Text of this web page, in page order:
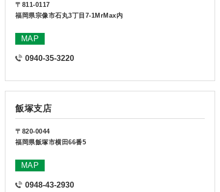
〒811-0117
福岡県宗像市石丸3丁目7-1MrMax内
MAP
0940-35-3220
飯塚支店
〒820-0044
福岡県飯塚市横田66番5
MAP
0948-43-2930